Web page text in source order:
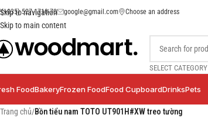
Skip to navigation
Skip to main content
(+035) 527-1710-70 google@gmail.com Choose an address
SELECT CATEGORY
FoodBakeryFrozen FoodFood CupboardDrinksPets
Trang chủ/Bồn tiểu nam TOTO UT901H#XW treo tường